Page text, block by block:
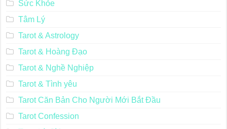
Sức Khỏe
Tâm Lý
Tarot & Astrology
Tarot & Hoàng Đạo
Tarot & Nghề Nghiệp
Tarot & Tình yêu
Tarot Căn Bản Cho Người Mới Bắt Đầu
Tarot Confession